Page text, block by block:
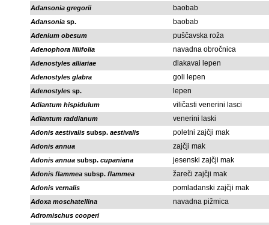
Adansonia gregorii
baobab
Adansonia sp. baobab
Adenium obesum puščavska roža
Adenophora liliifolia navadna obročnica
Adenostyles alliariae dlakavai lepen
Adenostyles glabra goli lepen
Adenostyles sp. lepen
Adiantum hispidulum viličasti venerini lasci
Adiantum raddianum venerini laski
Adonis aestivalis subsp. aestivalis poletni zajčji mak
Adonis annua zajčji mak
Adonis annua subsp. cupaniana jesenski zajčji mak
Adonis flammea subsp. flammea žareči zajčji mak
Adonis vernalis pomladanski zajčji mak
Adoxa moschatellina navadna pižmica
Adromischus cooperi